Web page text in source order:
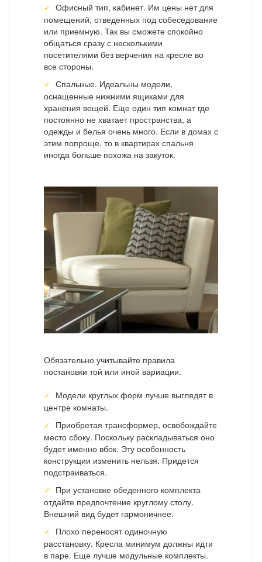
Офисный тип, кабинет. Им цены нет для
помещений, отведенных под собеседование
или приемную. Так вы сможете спокойно
общаться сразу с несколькими
посетителями без верчения на кресле во
все стороны.
Спальные. Идеальны модели,
оснащенные нижними ящиками для
хранения вещей. Еще один тип комнат где
постоянно не хватает пространства, а
одежды и белья очень много. Если в домах с
этим попроще, то в квартирах спальня
иногда больше похожа на закуток.
Обязательно учитывайте правила
постановки той или иной вариации.
Модели круглых форм лучше выглядят в
центре комнаты.
Приобретая трансформер, освобождайте
место сбоку. Поскольку раскладываться оно
будет именно вбок. Эту особенность
конструкции изменить нельзя. Придется
подстраиваться.
При установке обеденного комплекта
отдайте предпочтение круглому столу.
Внешний вид будет гармоничнее.
Плохо переносят одиночную
расстановку. Кресла минимум должны идти
в паре. Еще лучше модульные комплекты.